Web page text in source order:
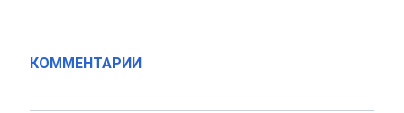
КОММЕНТАРИИ